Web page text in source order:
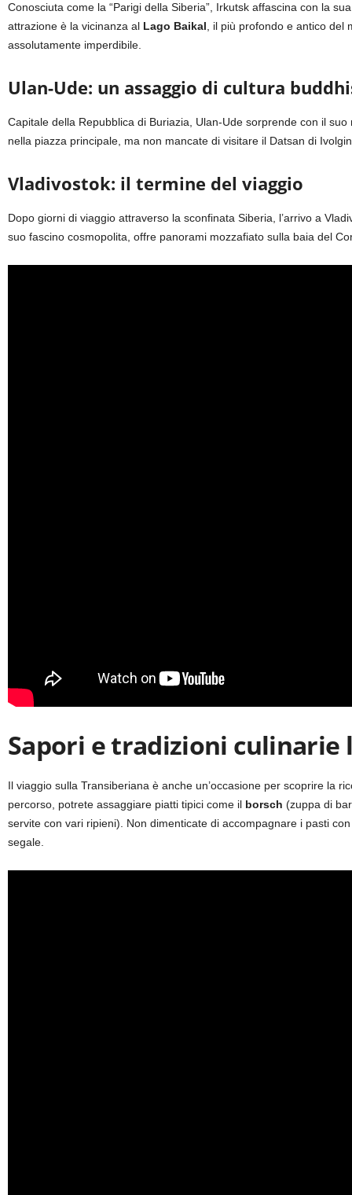
Conosciuta come la “Parigi della Siberia”, Irkutsk affascina con la
attrazione è la vicinanza al Lago Baikal , il più profondo e antico
assolutamente imperdibile.
Ulan-Ude: un assaggio di cultura
Capitale della Repubblica di Buriazia, Ulan-Ude sorprende con il
nella piazza principale, ma non mancate di visitare il Datsan di
Vladivostok: il termine del viaggio
Dopo giorni di viaggio attraverso la sconfinata Siberia, l’arrivo a
suo fascino cosmopolita, offre panorami mozzafiato sulla baia del
Sapori e tradizioni culinarie
Il viaggio sulla Transiberiana è anche un’occasione per scoprire la
percorso, potrete assaggiare piatti tipici come il borsch (zuppa di
servite con vari ripieni). Non dimenticate di accompagnare i pasti
segale.